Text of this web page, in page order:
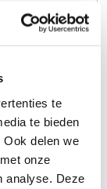
te
te bieden
delen we
onze
analyse. Deze